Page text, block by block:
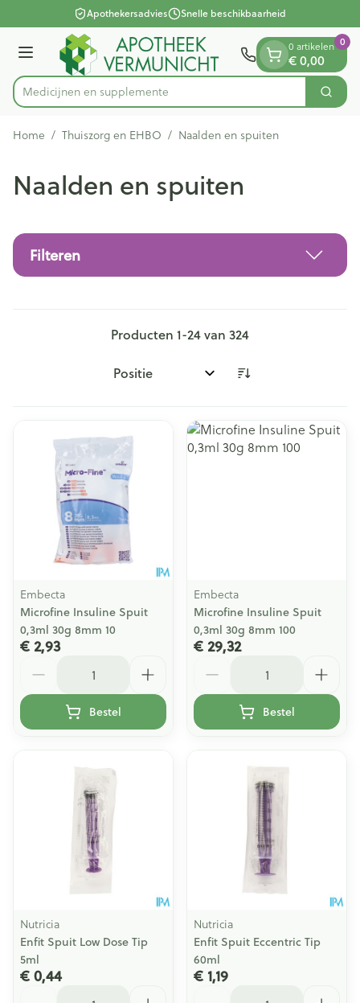
Ga naar de inhoudApothekersadvies Snelle beschikbaarheid
Menu
Product, merk, categorie...
Medic Zoek
0 artikelen
€ 0,00
0
Home / Thuiszorg en EHBO / Naalden en spuiten
Naalden en spuiten
Filteren
Producten 1-24van 324
Sorteer op:
Embecta
Microfine Insuline Spuit
0,3ml 30g 8mm 10
€ 2,93
Bestel
Embecta
Microfine Insuline Spuit
0,3ml 30g 8mm 100
€ 29,32
Bestel
Nutricia
Enfit Spuit Low Dose Tip
5ml
€ 0,44
Nutricia
Enfit Spuit Eccentric Tip
60ml
€ 1,19